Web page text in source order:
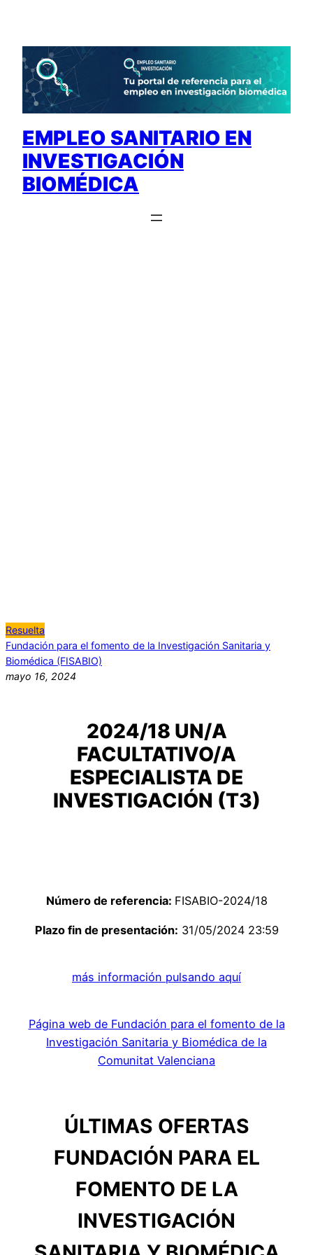
contenido
EMPLEO SANITARIO EN
INVESTIGACIÓN
BIOMÉDICA
Resuelta
Fundación para el fomento de la Investigación Sanitaria y
Biomédica (FISABIO)
mayo 16, 2024
2024/18 UN/A
FACULTATIVO/A
ESPECIALISTA DE
INVESTIGACIÓN (T3)
Número de referencia: FISABIO-2024/18
Plazo fin de presentación: 31/05/2024 23:59
más información pulsando aquí
Página web de Fundación para el fomento de la
Investigación Sanitaria y Biomédica de la
Comunitat Valenciana
ÚLTIMAS OFERTAS
FUNDACIÓN PARA EL
FOMENTO DE LA
INVESTIGACIÓN